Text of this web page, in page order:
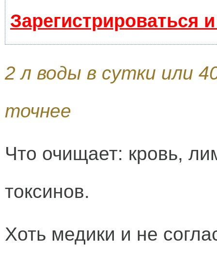
Зарегистрироваться
2 л воды в сутки или
точнее
Что очищает: кровь,
токсинов.
Хоть медики и не